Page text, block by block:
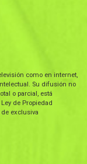
como en internet,
Su difusión no
o parcial, está
de Propiedad
exclusiva